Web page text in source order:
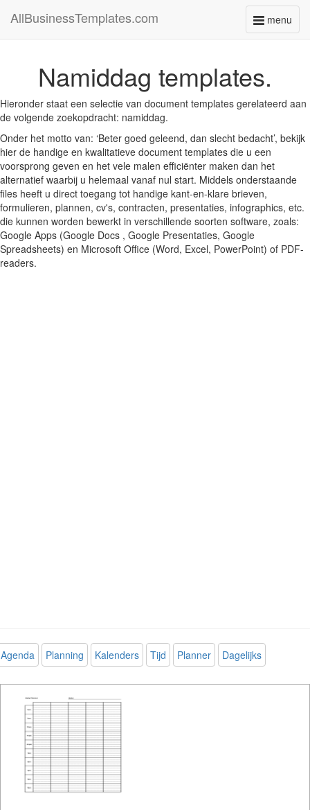
menu
Toggle
AllBusinessTemplates.com
Namiddag templates.
Hieronder staat een selectie van document templates gerelateerd aan
de volgende zoekopdracht: namiddag.
Onder het motto van: ‘Beter goed geleend, dan slecht bedacht’, bekijk
hier de handige en kwalitatieve document templates die u een
voorsprong geven en het vele malen efficiënter maken dan het
alternatief waarbij u helemaal vanaf nul start. Middels onderstaande
files heeft u direct toegang tot handige kant-en-klare brieven,
formulieren, plannen, cv's, contracten, presentaties, infographics, etc.
die kunnen worden bewerkt in verschillende soorten software, zoals:
Google Apps (Google Docs , Google Presentaties, Google
Spreadsheets) en Microsoft Office (Word, Excel, PowerPoint) of PDF-
readers.
Agenda Planning Kalenders Tijd Planner Dagelijks